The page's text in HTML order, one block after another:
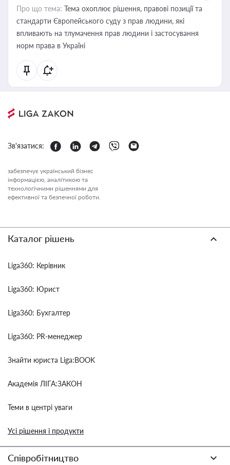
Про що тема: Тема охоплює рішення, правові позиції та
стандарти Європейського суду з прав людини, які
впливають на тлумачення прав людини і застосування
норм права в Україні
Зв'язатися:
забезпечує український бізнес
інформацією, аналітикою та
технологічними рішеннями для
ефективної та безпечної роботи.
Каталог рішень
Liga360: Керівник
Liga360: Юрист
Liga360: Бухгалтер
Liga360: PR-менеджер
Знайти юриста Liga:BOOK
Академія ЛІГА:ЗАКОН
Теми в центрі уваги
Усі рішення і продукти
Співробітництво